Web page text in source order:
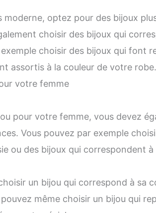
moderne, optez pour des bijoux
choisir des bijoux qui
choisir des bijoux qui font
assortis à la couleur de votre robe.
votre femme
pour votre femme, vous devez
Vous pouvez par exemple
ou des bijoux qui correspondent à
un bijou qui correspond à sa
même choisir un bijou qui